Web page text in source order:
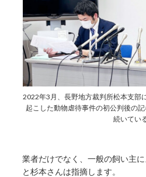
2022年3月、長野地方裁判所松本支部
起こした動物虐待事件の初公判後の
続いてい
業者だけでなく、一般の飼い主
と杉本さんは指摘します。